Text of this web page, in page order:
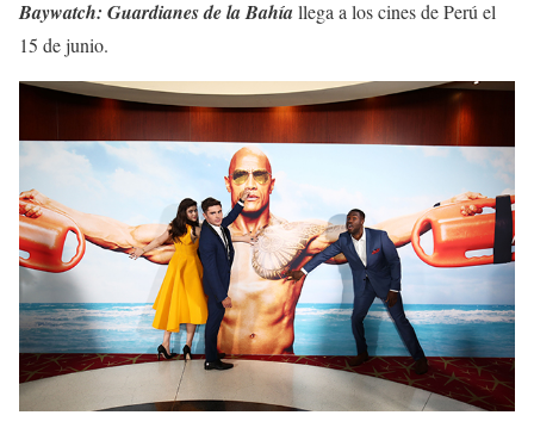
Baywatch: Guardianes de la Bahíallega a los cines de Perú el
15 de junio.